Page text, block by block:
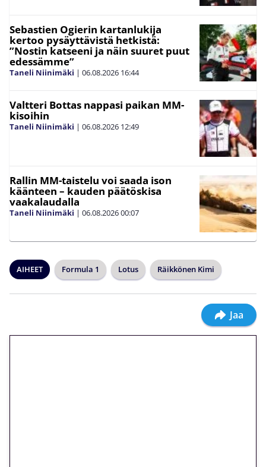
Sebastien Ogierin kartanlukija
kertoo pysäyttävistä hetkistä:
”Nostin katseeni ja näin suuret puut
edessämme”
Taneli Niinimäki | 06.08.2026 16:44
Valtteri Bottas nappasi paikan MM-
kisoihin
Taneli Niinimäki | 06.08.2026 12:49
Rallin MM-taistelu voi saada ison
käänteen – kauden päätöskisa
vaakalaudalla
Taneli Niinimäki | 06.08.202600:07
AIHEET Formula 1 Lotus Räikkönen Kimi
Jaa